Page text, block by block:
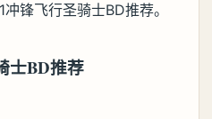
锋飞行圣骑士BD推荐。
士BD推荐